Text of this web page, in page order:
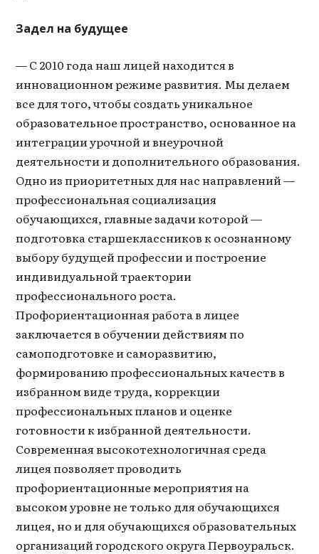
Задел на будущее
— С 2010 года наш лицей находится в
инновационном режиме развития. Мы делаем
все для того, чтобы создать уникальное
образовательное пространство, основанное на
интеграции урочной и внеурочной
деятельности и дополнительного образования.
Одно из приоритетных для нас направлений —
профессиональная социализация
обучающихся, главные задачи которой —
подготовка старшеклассников к осознанному
выбору будущей профессии и построение
индивидуальной траектории
профессионального роста.
Профориентационная работа в лицее
заключается в обучении действиям по
самоподготовке и саморазвитию,
формированию профессиональных качеств в
избранном виде труда, коррекции
профессиональных планов и оценке
готовности к избранной деятельности.
Современная высокотехнологичная среда
лицея позволяет проводить
профориентационные мероприятия на
высоком уровне не только для обучающихся
лицея, но и для обучающихся образовательных
организаций городского округа Первоуральск.